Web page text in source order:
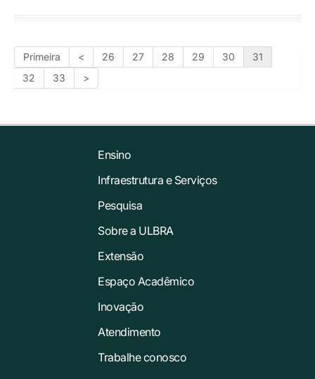
Primeira < 26 27 28 29 30
31
32
33 >
Ensino
Infraestrutura e Serviços
Pesquisa
Sobre a ULBRA
Extensão
Espaço Acadêmico
Inovação
Atendimento
Trabalhe conosco